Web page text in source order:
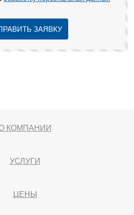
ЗАЯВКУ
КОМПАНИИ
УСЛУГИ
ЦЕНЫ